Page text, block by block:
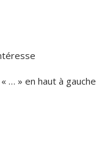
… » en haut à gauche